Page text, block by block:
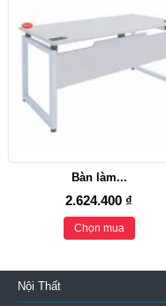
Bàn làm...
2.624.400 ₫
Chọn mua
Nội Thất